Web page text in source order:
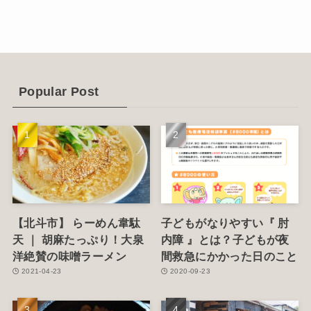
(4)
(1)
(5)
Popular Post
【北斗市】 らーめん韋駄
天 ｜ 胡麻たっぷり！大泉
洋絶賛の味噌ラーメン
2021-04-23
子どもがなりやすい『 肘
内障 』とは？子どもが夜
間救急にかかった日のこと
2020-09-23